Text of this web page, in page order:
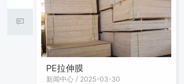
PE拉伸膜
新闻中心 / 2025-03-30